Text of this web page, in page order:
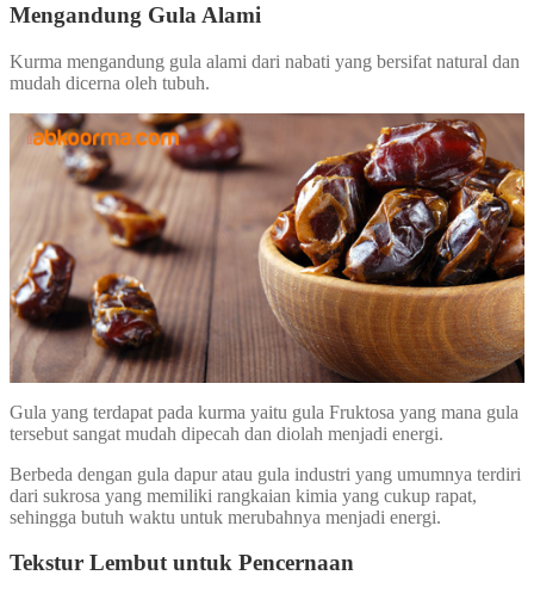
Mengandung Gula Alami
Kurma mengandung gula alami dari nabati yang bersifat natural dan
mudah dicerna oleh tubuh.
Gula yang terdapat pada kurma yaitu gula Fruktosa yang mana gula
tersebut sangat mudah dipecah dan diolah menjadi energi.
Berbeda dengan gula dapur atau gula industri yang umumnya terdiri
dari sukrosa yang memiliki rangkaian kimia yang cukup rapat,
sehingga butuh waktu untuk merubahnya menjadi energi.
Tekstur Lembut untuk Pencernaan